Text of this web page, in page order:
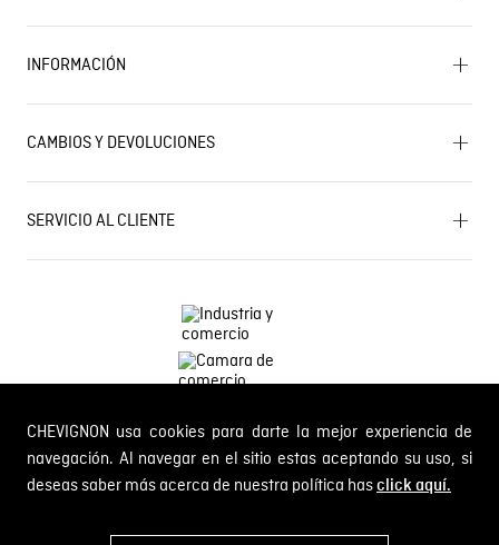
CHEVIGNON usa cookies para darte la mejor experiencia de
navegación. Al navegar en el sitio estas aceptando su uso, si
deseas saber más acerca de nuestra política hasclick aquí.
Encuentra tu tienda
Historia de la marca
Mapa del sitio
Próximos eventos
INFORMACIÓN
Términos y condiciones
Términos y condiciones de promociones
Política de Cookies
Política de Cambios y Devoluciones
CAMBIOS Y DEVOLUCIONES
Gestiona tu cambio o devolución
PQR y Otras solicitudes
Estado de mi PQR
SERVICIO AL CLIENTE
Línea nacional: 01 8000 189002
Comodin S.A.S. NIT: 800.069.933-6
© 2024 Chevignon, todos los derechos reservados